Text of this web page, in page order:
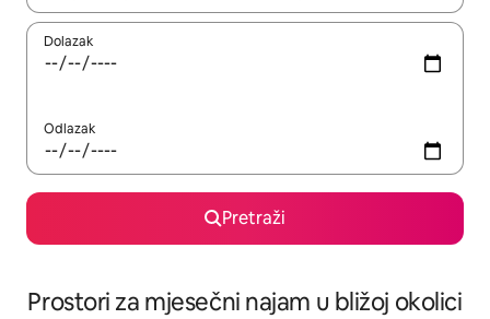
Dolazak
Odlazak
Pretraži
Prostori za mjesečni najam u bližoj okolici